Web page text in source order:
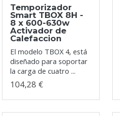
Temporizador
Smart TBOX 8H -
8 x 600-630w
Activador de
Calefaccion
El modelo TBOX 4, está
diseñado para soportar
la carga de cuatro ...
104,28 €